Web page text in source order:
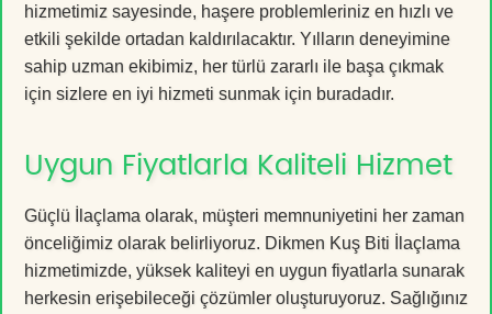
hizmetimiz sayesinde, haşere problemleriniz en hızlı ve
etkili şekilde ortadan kaldırılacaktır. Yılların deneyimine
sahip uzman ekibimiz, her türlü zararlı ile başa çıkmak
için sizlere en iyi hizmeti sunmak için buradadır.
Uygun Fiyatlarla Kaliteli Hizmet
Güçlü İlaçlama olarak, müşteri memnuniyetini her zaman
önceliğimiz olarak belirliyoruz. Dikmen Kuş Biti İlaçlama
hizmetimizde, yüksek kaliteyi en uygun fiyatlarla sunarak
herkesin erişebileceği çözümler oluşturuyoruz. Sağlığınız